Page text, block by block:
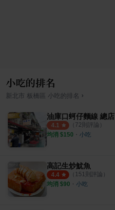
小吃的排名
新北市 板橋區 小吃 的排名 ›
油庫口蚵仔麵線 總店
4.1 （ 72則評論）
均消 $150 ・ 小吃
高記生炒魷魚
4.4 （ 151則評論）
均消 $90 ・ 小吃